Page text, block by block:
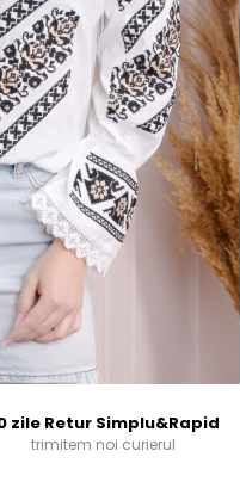
zile Retur Simplu&Rapid
trimitem noi curierul